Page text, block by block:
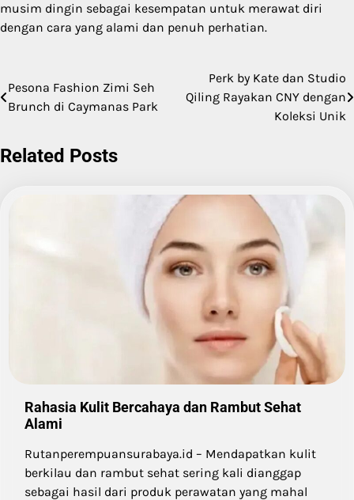
musim dingin sebagai kesempatan untuk merawat diri
dengan cara yang alami dan penuh perhatian.
Post
navigation
Pesona Fashion Zimi Seh
Brunch di Caymanas Park
Perk by Kate dan Studio
Qiling Rayakan CNY dengan
Koleksi Unik
Related Posts
Rahasia Kulit Bercahaya dan Rambut Sehat
Alami
Rutanperempuansurabaya.id – Mendapatkan kulit
berkilau dan rambut sehat sering kali dianggap
sebagai hasil dari produk perawatan yang mahal